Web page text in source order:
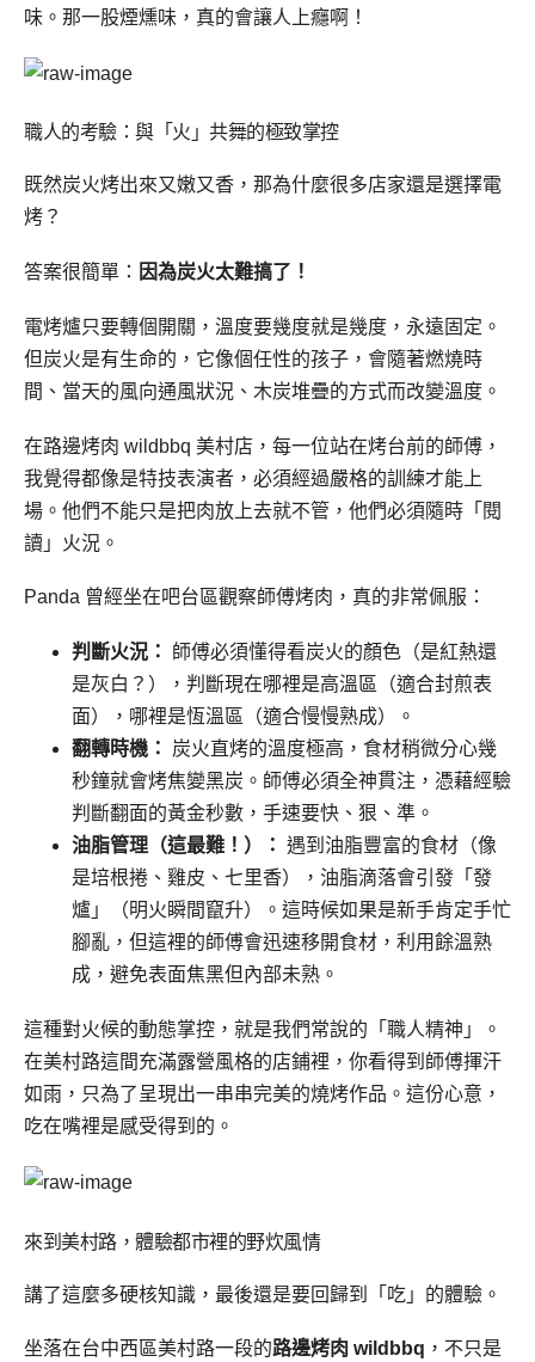
味。那一股煙燻味，真的會讓人上癮啊！
職人的考驗：與「火」共舞的極致掌控
既然炭火烤出來又嫩又香，那為什麼很多店家還是選擇電
烤？
答案很簡單： 因為炭火太難搞了！
電烤爐只要轉個開關，溫度要幾度就是幾度，永遠固定。
但炭火是有生命的，它像個任性的孩子，會隨著燃燒時
間、當天的風向通風狀況、木炭堆疊的方式而改變溫度。
在路邊烤肉 wildbbq 美村店，每一位站在烤台前的師傅，
我覺得都像是特技表演者，必須經過嚴格的訓練才能上
場。他們不能只是把肉放上去就不管，他們必須隨時「閱
讀」火況。
Panda 曾經坐在吧台區觀察師傅烤肉，真的非常佩服：
判斷火況：
師傅必須懂得看炭火的顏色（是紅熱還
是灰白？），判斷現在哪裡是高溫區（適合封煎表
面），哪裡是恆溫區（適合慢慢熟成）。
翻轉時機：
炭火直烤的溫度極高，食材稍微分心幾
秒鐘就會烤焦變黑炭。師傅必須全神貫注，憑藉經驗
判斷翻面的黃金秒數，手速要快、狠、準。
油脂管理（這最難！）： 遇到油脂豐富的食材（像
是培根捲、雞皮、七里香），油脂滴落會引發「發
爐」（明火瞬間竄升）。這時候如果是新手肯定手忙
腳亂，但這裡的師傅會迅速移開食材，利用餘溫熟
成，避免表面焦黑但內部未熟。
這種對火候的動態掌控，就是我們常說的「職人精神」。
在美村路這間充滿露營風格的店鋪裡，你看得到師傅揮汗
如雨，只為了呈現出一串串完美的燒烤作品。這份心意，
吃在嘴裡是感受得到的。
來到美村路，體驗都市裡的野炊風情
講了這麼多硬核知識，最後還是要回歸到「吃」的體驗。
坐落在台中西區美村路一段的路邊烤肉 wildbbq ，不只是